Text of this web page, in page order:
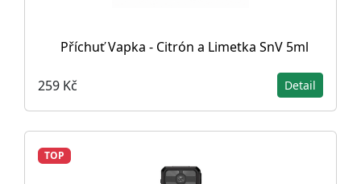
Příchuť Vapka - Citrón a Limetka SnV 5ml
259 Kč Detail
TOP